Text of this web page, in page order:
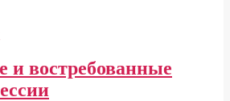
и востребованные